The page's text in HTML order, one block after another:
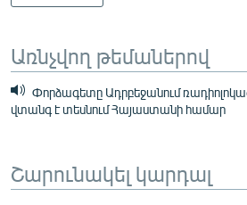
Առնչվող թեմաներով
Փորձագետը Ադրբեջանում
վտանգ է տեսնում Հայաստանի համար
Շարունակել կարդալ